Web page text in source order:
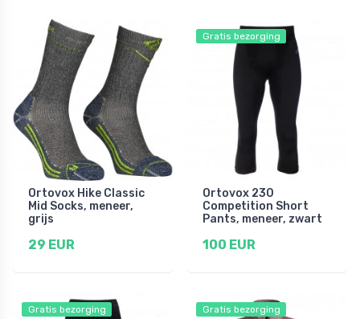
Ortovox Hike Classic
Mid Socks, meneer,
grijs
29 EUR
Gratis bezorging
Ortovox 230
Competition Short
Pants, meneer, zwart
100 EUR
Gratis bezorging Gratis bezorging